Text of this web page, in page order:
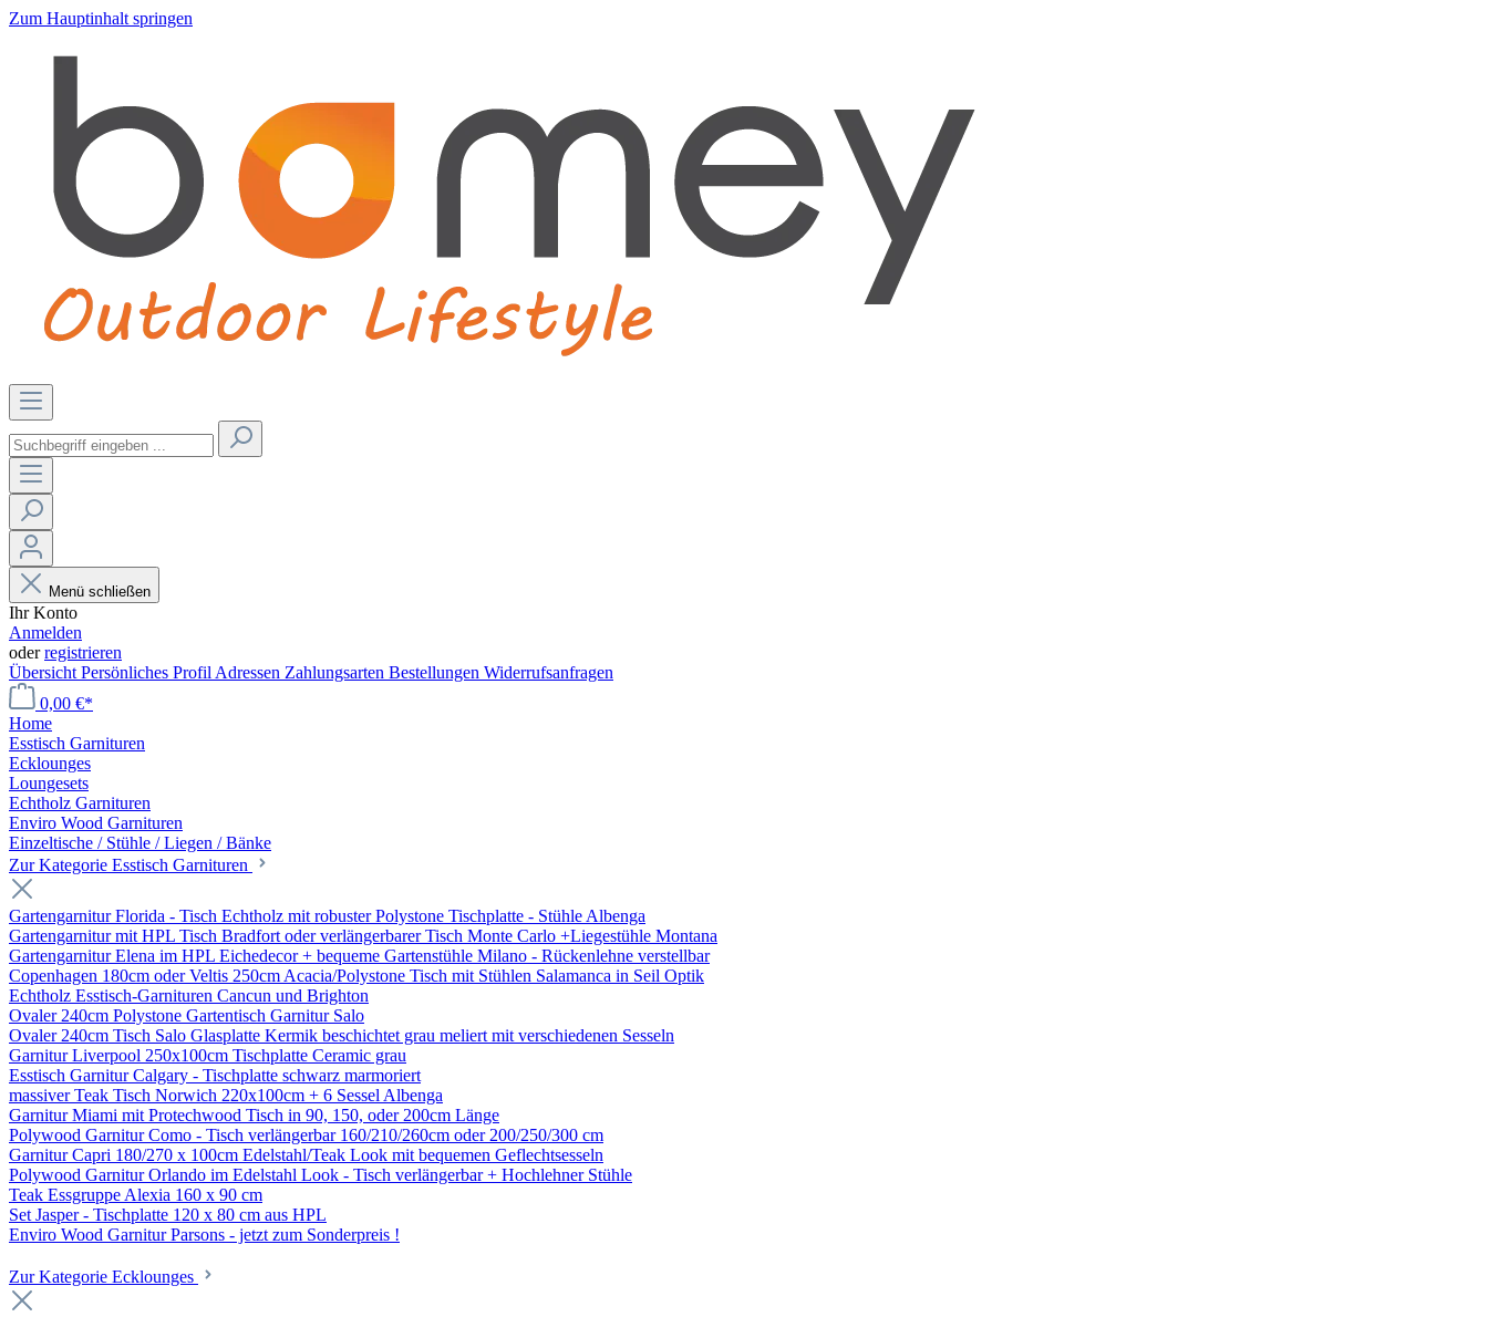
Zum Hauptinhalt springen
Menü schließen
Ihr Konto
Anmelden
oderregistrieren
Übersicht Persönliches Profil Adressen Zahlungsarten Bestellungen Widerrufsanfragen
0,00 €*
Home
Esstisch Garnituren
Ecklounges
Loungesets
Echtholz Garnituren
Enviro Wood Garnituren
Einzeltische / Stühle / Liegen / Bänke
Zur Kategorie Esstisch Garnituren
Gartengarnitur Florida - Tisch Echtholz mit robuster Polystone Tischplatte - Stühle Albenga
Gartengarnitur mit HPL Tisch Bradfort oder verlängerbarer Tisch Monte Carlo +Liegestühle Montana
Gartengarnitur Elena im HPL Eichedecor + bequeme Gartenstühle Milano - Rückenlehne verstellbar
Copenhagen 180cm oder Veltis 250cm Acacia/Polystone Tisch mit Stühlen Salamanca in Seil Optik
Echtholz Esstisch-Garnituren Cancun und Brighton
Ovaler 240cm Polystone Gartentisch Garnitur Salo
Ovaler 240cm Tisch Salo Glasplatte Kermik beschichtet grau meliert mit verschiedenen Sesseln
Garnitur Liverpool 250x100cm Tischplatte Ceramic grau
Esstisch Garnitur Calgary - Tischplatte schwarz marmoriert
massiver Teak Tisch Norwich 220x100cm + 6 Sessel Albenga
Garnitur Miami mit Protechwood Tisch in 90, 150, oder 200cm Länge
Polywood Garnitur Como - Tisch verlängerbar 160/210/260cm oder 200/250/300 cm
Garnitur Capri 180/270 x 100cm Edelstahl/Teak Look mit bequemen Geflechtsesseln
Polywood Garnitur Orlando im Edelstahl Look - Tisch verlängerbar + Hochlehner Stühle
Teak Essgruppe Alexia 160 x 90 cm
Set Jasper - Tischplatte 120 x 80 cm aus HPL
Enviro Wood Garnitur Parsons - jetzt zum Sonderpreis !
Zur Kategorie Ecklounges